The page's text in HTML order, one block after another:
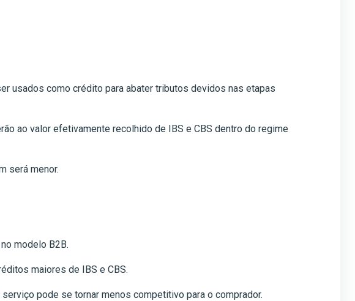
usados como crédito para abater tributos devidos nas etapas
ao valor efetivamente recolhido de IBS e CBS dentro do regime
será menor.
modelo B2B.
maiores de IBS e CBS.
pode se tornar menos competitivo para o comprador.